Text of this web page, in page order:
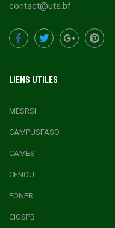
contact@uts.bf
LIENS UTILES
MESRSI
CAMPUSFASO
CAMES
CENOU
FONER
CIOSPB